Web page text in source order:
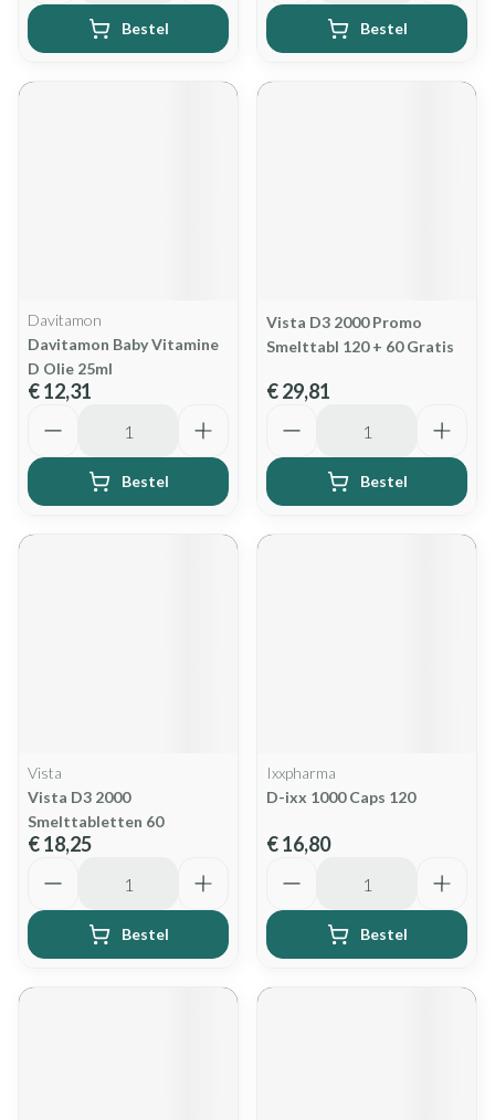
Bestel Bestel
Davitamon
Davitamon Baby Vitamine
D Olie 25ml
€ 12,31
Bestel
Vista D3 2000 Promo
Smelttabl 120 + 60 Gratis
€ 29,81
Bestel
Vista
Vista D3 2000
Smelttabletten 60
€ 18,25
Bestel
Ixxpharma
D-ixx 1000 Caps 120
€ 16,80
Bestel